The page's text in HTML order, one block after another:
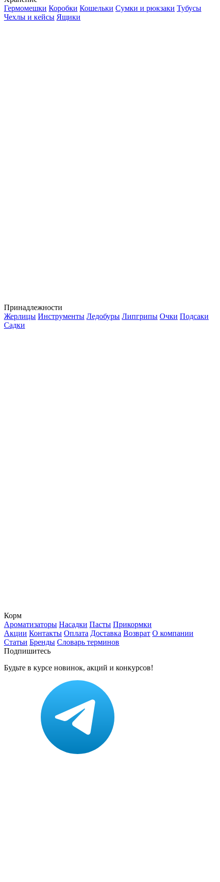
Гермомешки Коробки Кошельки Сумки и рюкзаки Тубусы
Чехлы и кейсы Ящики
Принадлежности
Жерлицы Инструменты Ледобуры Липгрипы Очки Подсаки
Садки
Корм
Ароматизаторы Насадки Пасты Прикормки
Акции Контакты Оплата Доставка Возврат О компании
Статьи Бренды Словарь терминов
Подпишитесь
Будьте в курсе новинок, акций и конкурсов!